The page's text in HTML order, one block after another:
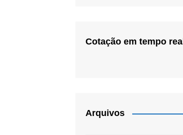
Cotação em tempo real
Arquivos